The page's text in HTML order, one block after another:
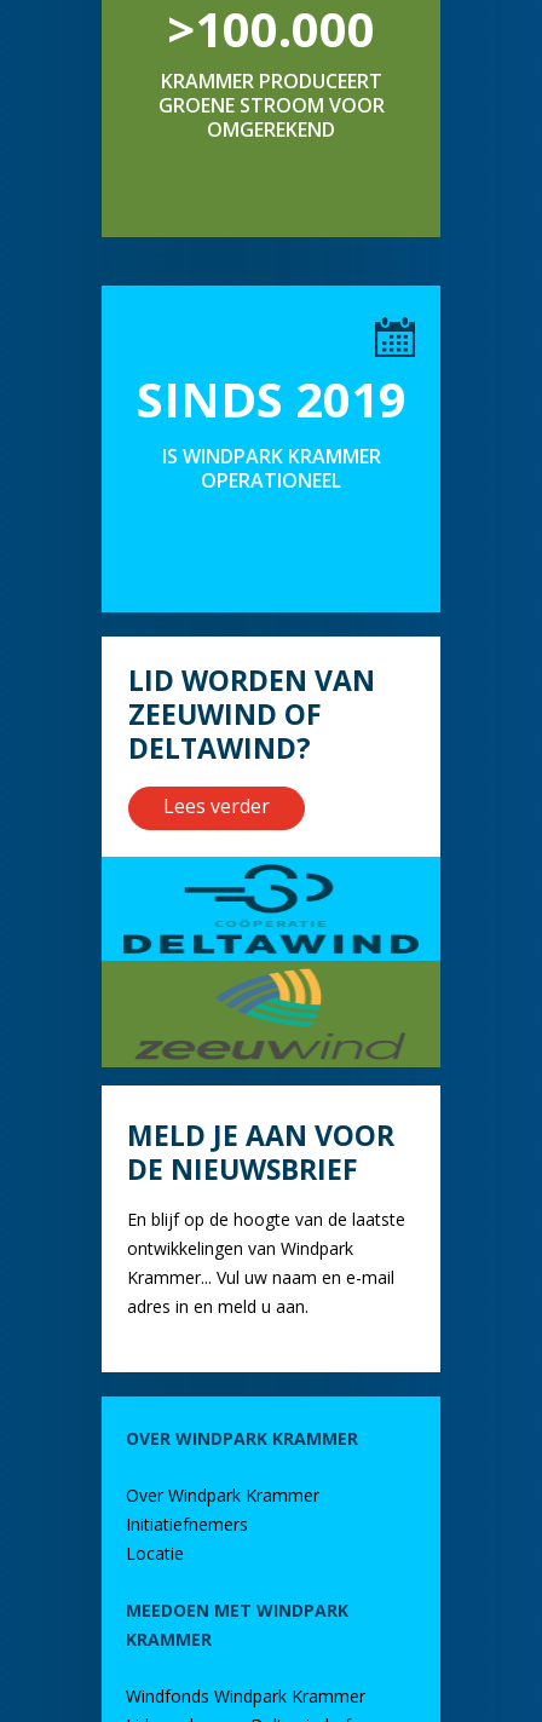
>100.000
KRAMMER PRODUCEERT
GROENE STROOM VOOR
OMGEREKEND
SINDS 2019
IS WINDPARK KRAMMER
OPERATIONEEL
LID WORDEN VAN
ZEEUWIND OF
DELTAWIND?
Lees verder
MELD JE AAN VOOR
DE NIEUWSBRIEF
En blijf op de hoogte van de laatste
ontwikkelingen van Windpark
Krammer... Vul uw naam en e-mail
adres in en meld u aan.
OVER WINDPARK KRAMMER
Over Windpark Krammer
Initiatiefnemers
Locatie
MEEDOEN MET WINDPARK
KRAMMER
Windfonds Windpark Krammer